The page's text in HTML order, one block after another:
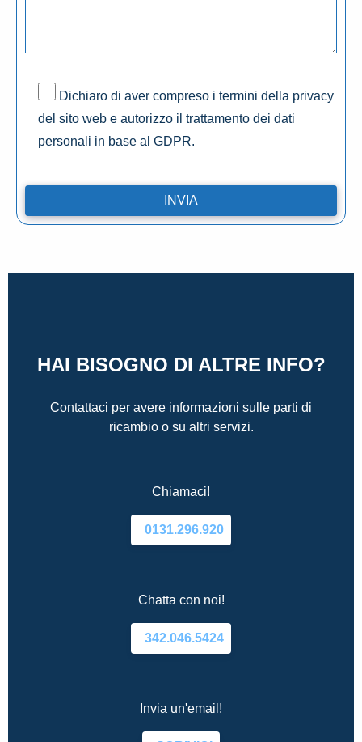
Dichiaro di aver compreso i termini della privacy
del sito web e autorizzo il trattamento dei dati
personali in base al GDPR.
HAI BISOGNO DI ALTRE INFO?
Contattaci per avere informazioni sulle parti di
ricambio o su altri servizi.
Chiamaci!
0131.296.920
Chatta con noi!
342.046.5424
Invia un'email!